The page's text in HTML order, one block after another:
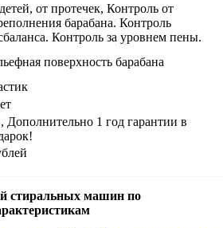
от протечек, Контроль от
барабана. Контроль
Контроль за уровнем пены.
поверхность барабана
Дополнительно 1 год гарантии в
стиральных машин по